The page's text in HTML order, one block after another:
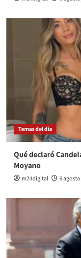
Temas del dia
Qué declaró
Moyano
m24digital 6